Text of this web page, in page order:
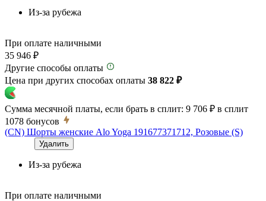
Из-за рубежа
При оплате наличными
35 946 ₽
Другие способы оплаты
Цена при других способах оплаты 38 822 ₽
Сумма месячной платы, если брать в сплит: 9 706 ₽ в сплит
1078 бонусов
(CN) Шорты женские Alo Yoga 191677371712, Розовые (S)
Удалить
Из-за рубежа
При оплате наличными